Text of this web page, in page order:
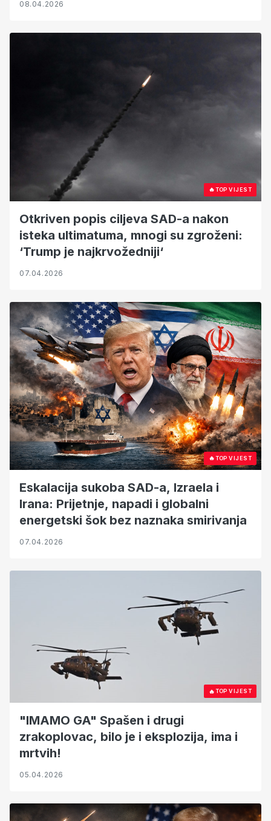
08.04.2026
🔥TOP VIJEST
Otkriven popis ciljeva SAD-a nakon
isteka ultimatuma, mnogi su zgroženi:
‘Trump je najkrvožedniji‘
07.04.2026
🔥TOP VIJEST
Eskalacija sukoba SAD-a, Izraela i
Irana: Prijetnje, napadi i globalni
energetski šok bez naznaka smirivanja
07.04.2026
🔥TOP VIJEST
"IMAMO GA" Spašen i drugi
zrakoplovac, bilo je i eksplozija, ima i
mrtvih!
05.04.2026